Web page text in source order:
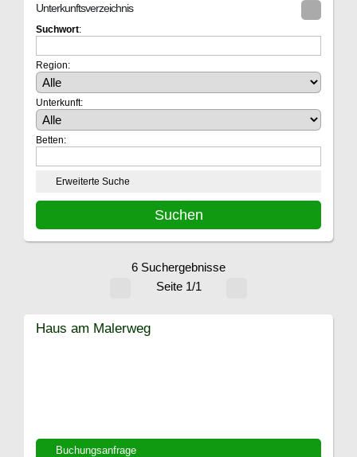
Unterkunftsverzeichnis
Suchwort:
Region:
Unterkunft:
Betten:
Erweiterte Suche
6 Suchergebnisse
Seite 1/1
Buchungsanfrage
Haus am Malerweg